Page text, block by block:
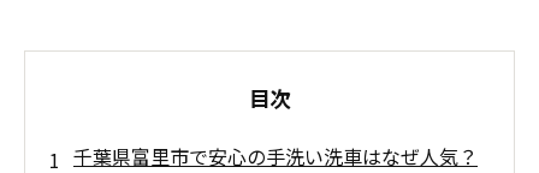
目次
千葉県富里市で安心の手洗い洗車はなぜ人気？